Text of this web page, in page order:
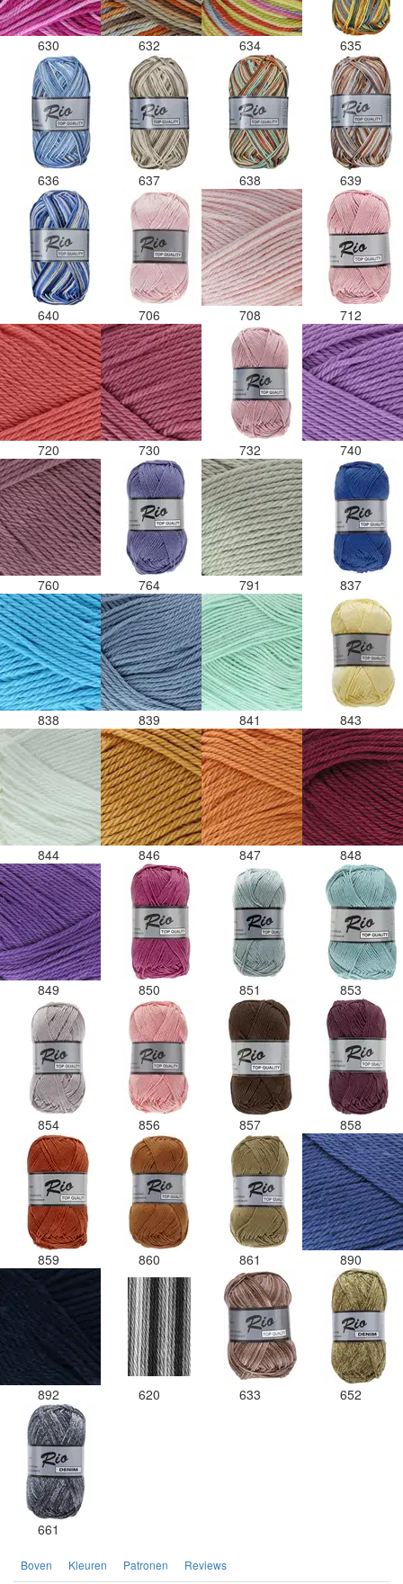
630 632 634 635
636 637 638 639
640 706 708 712
720 730 732 740
760 764 791 837
838 839 841 843
844 846 847 848
849 850 851 853
854 856 857 858
859 860 861 890
892 620 633 652
661
Boven Kleuren Patronen Reviews